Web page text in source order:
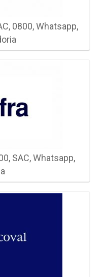
0800, Whatsapp,
SAC, Whatsapp,